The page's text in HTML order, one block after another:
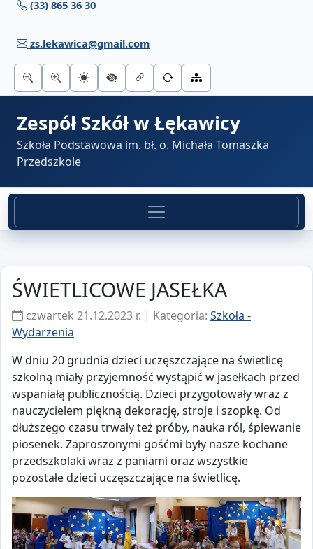
Przejdź do treści
(33) 865 36 30
zs.lekawica@gmail.com
Zespół Szkół w Łękawicy
Szkoła Podstawowa im. bł. o. Michała Tomaszka
Przedszkole
ŚWIETLICOWE JASEŁKA
czwartek 21.12.2023 r. | Kategoria: Szkoła -
Wydarzenia
W dniu 20 grudnia dzieci uczęszczające na świetlicę
szkolną miały przyjemność wystąpić w jasełkach przed
wspaniałą publicznością. Dzieci przygotowały wraz z
nauczycielem piękną dekorację, stroje i szopkę. Od
dłuższego czasu trwały też próby, nauka ról, śpiewanie
piosenek. Zaproszonymi gośćmi były nasze kochane
przedszkolaki wraz z paniami oraz wszystkie
pozostałe dzieci uczęszczające na świetlicę.